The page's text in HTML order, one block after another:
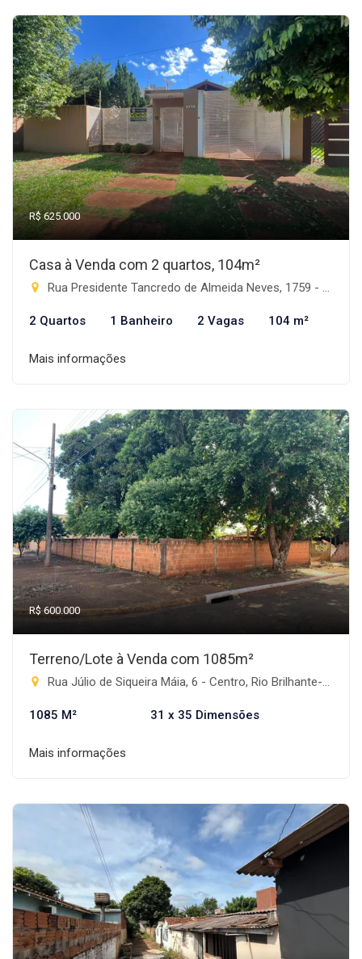
R$ 625.000
Casa à Venda com 2 quartos, 104m²
Rua Presidente Tancredo de Almeida Neves, 1759 - Progresso, Rio Brilhante-MS
2 Quartos 1 Banheiro 2 Vagas 104 m²
Mais informações
R$ 600.000
Terreno/Lote à Venda com 1085m²
Rua Júlio de Siqueira Máia, 6 - Centro, Rio Brilhante-MS
1085 M² 31 x 35 Dimensões
Mais informações